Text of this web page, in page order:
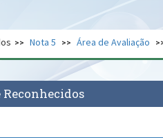
Gabinete de Segurança
Nota 5 Área de Avaliação
Reconhecidos